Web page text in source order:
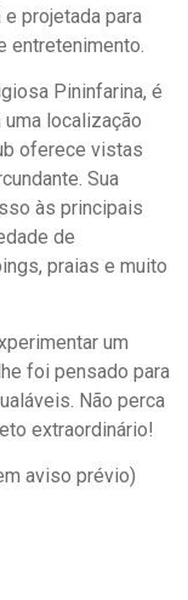
projetada para
entretenimento.
Pininfarina, é
localização
oferece vistas
Sua
às principais
de
praias e muito
um
foi pensado para
Não perca
extraordinário!
aviso prévio)